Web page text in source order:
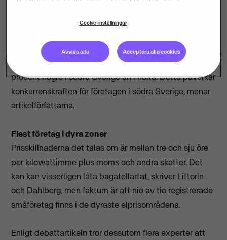
Bakgrunden är att Sverige i dag, den 1 november, får
fyra elprisområden. Följden blir att elpriset kan bli 10
procent högre i södra Sverige än i norra. Detta påverkar
konkurrenskraften för företagen i södra Sverige, menar
artikelförfattarna.
Flest företag i dyra zoner
Prisskillnaderna det talas om är mellan tre och sju öre
per kilowattimme plus moms och andra skatter. Det
kan kan visserligen låta bagatellartat, skriver Littorin
och Dahlberg, men faktum är att nio av tio registrerade
småföretag finns i de dyraste elprisområdena.
Enligt debattartikeln tror dessutom flera experter att
Cookie-inställningar
Avvisa alla Acceptera alla cookies